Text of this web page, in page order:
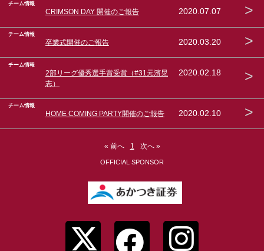
チーム情報
CRIMSON DAY 開催のご報告 2020.07.07 >
チーム情報
卒業式開催のご報告 2020.03.20 >
チーム情報
2部リーグ優秀選手賞受賞（#31元濱晃
志）
2020.02.18 >
チーム情報
HOME COMING PARTY開催のご報告 2020.02.10 >
« 前へ 1 次へ »
OFFICIAL SPONSOR